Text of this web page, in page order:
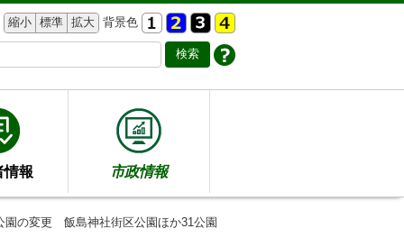
縮小 標準 拡大 背景色
情報 市政情報
園の変更 飯島神社街区公園ほか31公園